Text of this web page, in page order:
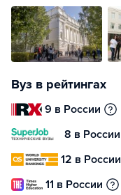
Вуз в рейтингах
9 в России
8 в России
12 в России
11 в России